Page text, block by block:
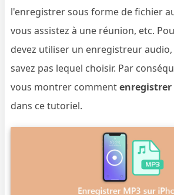
l'enregistrer sous forme de fichier
vous assistez à une réunion, etc.
devez utiliser un enregistreur
savez pas lequel choisir. Par
vous montrer commentenregistrer
dans ce tutoriel.